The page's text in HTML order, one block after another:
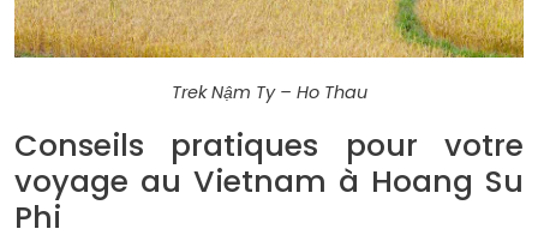
Trek Nậm Ty – Ho Thau
Conseils pratiques pour votre
voyage au Vietnam à Hoang Su
Phi